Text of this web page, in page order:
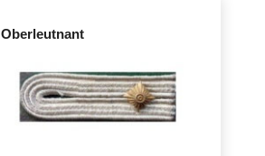
Oberleutnant